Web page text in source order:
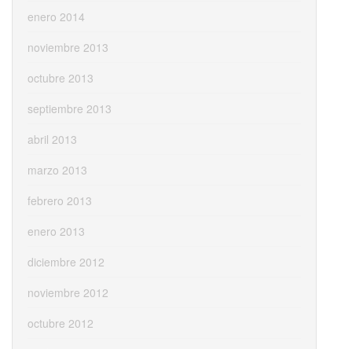
enero 2014
noviembre 2013
octubre 2013
septiembre 2013
abril 2013
marzo 2013
febrero 2013
enero 2013
diciembre 2012
noviembre 2012
octubre 2012